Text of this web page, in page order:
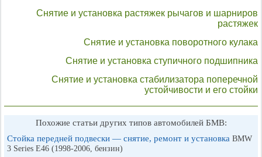
Снятие и установка растяжек рычагов и шарниров
растяжек
Снятие и установка поворотного кулака
Снятие и установка ступичного подшипника
Снятие и установка стабилизатора поперечной
устойчивости и его стойки
Похожие статьи других типов автомобилей БМВ:
Стойка передней подвески — снятие, ремонт и установка BMW
3 Series E46 (1998-2006, бензин)